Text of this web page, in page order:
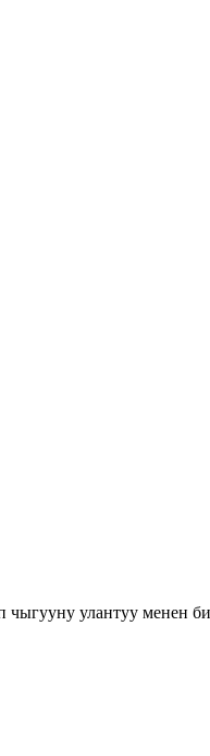
улантуу менен